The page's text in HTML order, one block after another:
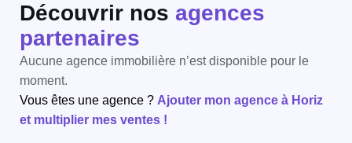
Découvrir nos agences
partenaires
Aucune agence immobilière n’est disponible pour le
moment.
Vous êtes une agence ? Ajouter mon agence à Horiz
et multiplier mes ventes !